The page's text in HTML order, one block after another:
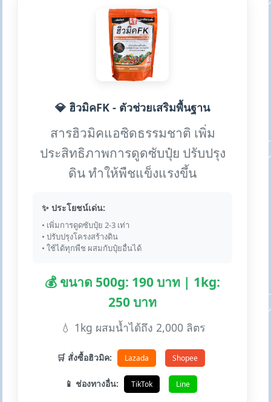
💎 ฮิวมิคFK - ตัวช่วยเสริมพื้นฐาน
สารฮิวมิคแอซิดธรรมชาติ เพิ่ม
ประสิทธิภาพการดูดซับปุ๋ย ปรับปรุง
ดิน ทำให้พืชแข็งแรงขึ้น
✨ ประโยชน์เด่น:
• เพิ่มการดูดซับปุ๋ย 2-3 เท่า
• ปรับปรุงโครงสร้างดิน
• ใช้ได้ทุกพืช ผสมกับปุ๋ยอื่นได้
💰 ขนาด 500g: 190 บาท | 1kg:
250 บาท
💧 1kg ผสมน้ำได้ถึง 2,000 ลิตร
🛒 สั่งซื้อฮิวมิค: Lazada Shopee
📱 ช่องทางอื่น: TikTok Line